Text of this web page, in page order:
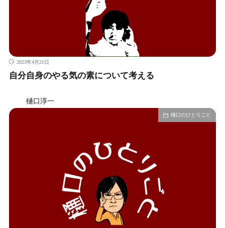
2023年4月21日
自分自身のやる気の素について考える
樋口淳一
樋口のひとりごと